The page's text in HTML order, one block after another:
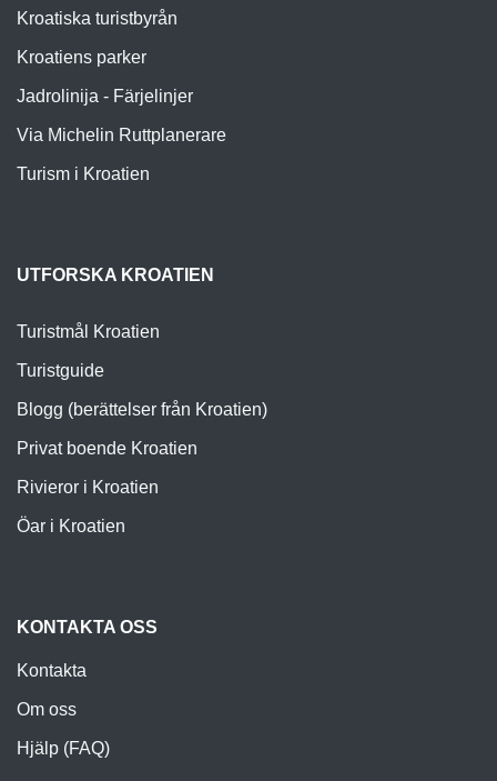
Kroatiska turistbyrån
Kroatiens parker
Jadrolinija - Färjelinjer
Via Michelin Ruttplanerare
Turism i Kroatien
UTFORSKA KROATIEN
Turistmål Kroatien
Turistguide
Blogg (berättelser från Kroatien)
Privat boende Kroatien
Rivieror i Kroatien
Öar i Kroatien
KONTAKTA OSS
Kontakta
Om oss
Hjälp (FAQ)